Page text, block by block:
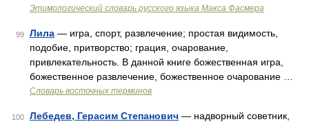
Этимологический словарь русского языка Макса Фасмера
99 Лила — игра, спорт, развлечение; простая видимость,
подобие, притворство; грация, очарование,
привлекательность. В данной книге божественная игра,
божественное развлечение, божественное очарование …
Словарь восточных терминов
100 Лебедев, Герасим Степанович — надворный советник,